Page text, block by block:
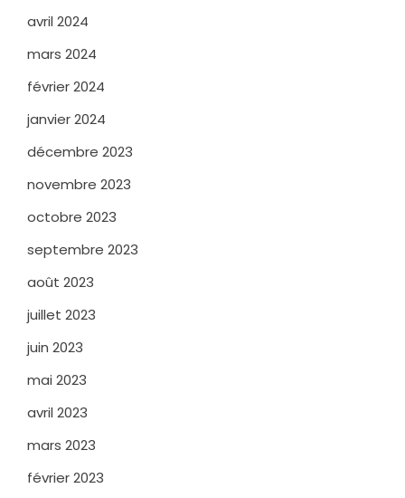
avril 2024
mars 2024
février 2024
janvier 2024
décembre 2023
novembre 2023
octobre 2023
septembre 2023
août 2023
juillet 2023
juin 2023
mai 2023
avril 2023
mars 2023
février 2023